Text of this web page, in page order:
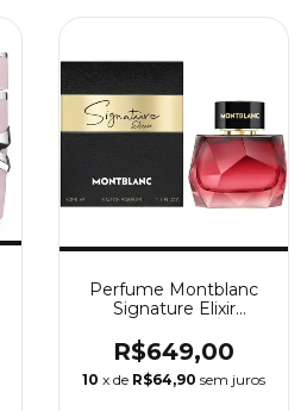
Perfume Montblanc
Signature Elixir
Parfum
R$649,00
10 x de R$64,90 sem juros